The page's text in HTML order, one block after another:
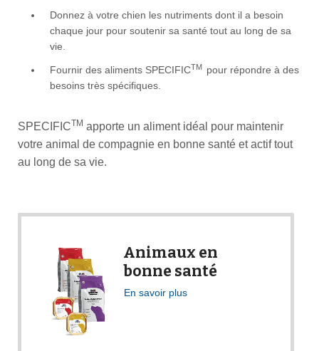
Donnez à votre chien les nutriments dont il a besoin
chaque jour pour soutenir sa santé tout au long de sa
vie.
Fournir des aliments SPECIFICTM pour répondre à des
besoins très spécifiques.
SPECIFICTM apporte un aliment idéal pour maintenir
votre animal de compagnie en bonne santé et actif tout
au long de sa vie.
Animaux en
bonne santé
En savoir plus